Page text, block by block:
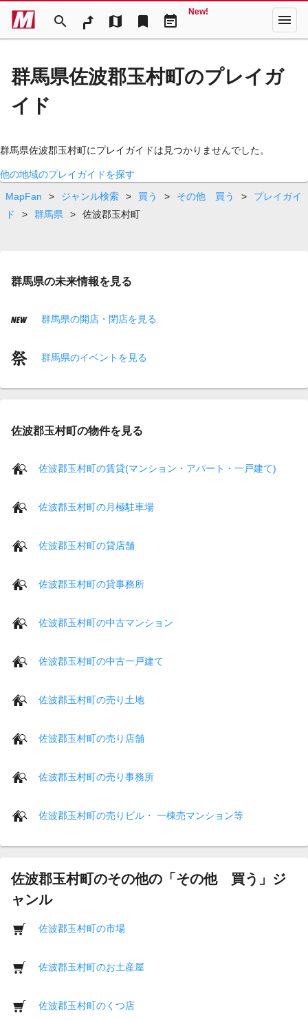
search map bookmark event_note
New! menu
群馬県佐波郡玉村町のプレイガ
イド
群馬県佐波郡玉村町にプレイガイドは見つかりませんでした。
他の地域のプレイガイドを探す
MapFan
> ジャンル検索 > 買う > その他 買う >
プレイガイ
ド
> 群馬県 > 佐波郡玉村町
群馬県の未来情報を見る
群馬県の開店・閉店を見る
群馬県のイベントを見る
佐波郡玉村町の物件を見る
佐波郡玉村町の賃貸(マンション・アパート・一戸建て)
佐波郡玉村町の月極駐車場
佐波郡玉村町の貸店舗
佐波郡玉村町の貸事務所
佐波郡玉村町の中古マンション
佐波郡玉村町の中古一戸建て
佐波郡玉村町の売り土地
佐波郡玉村町の売り店舗
佐波郡玉村町の売り事務所
佐波郡玉村町の売りビル・ 一棟売マンション等
佐波郡玉村町のその他の「その他 買う」ジ
ャンル
佐波郡玉村町の市場
佐波郡玉村町のお土産屋
佐波郡玉村町のくつ店